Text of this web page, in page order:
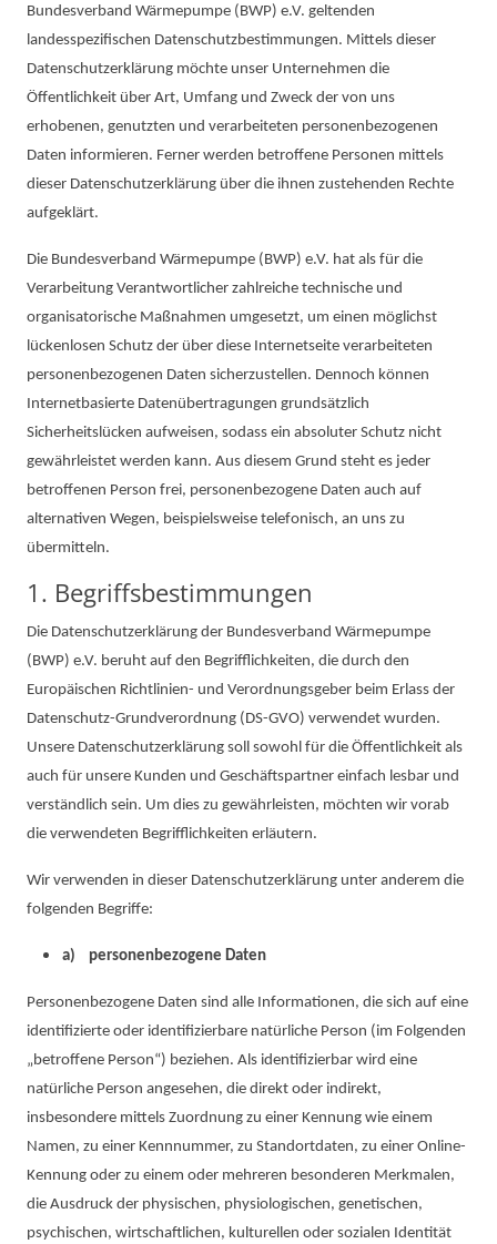
Bundesverband Wärmepumpe (BWP) e.V. geltenden
landesspezifischen Datenschutzbestimmungen. Mittels dieser
Datenschutzerklärung möchte unser Unternehmen die
Öffentlichkeit über Art, Umfang und Zweck der von uns
erhobenen, genutzten und verarbeiteten personenbezogenen
Daten informieren. Ferner werden betroffene Personen mittels
dieser Datenschutzerklärung über die ihnen zustehenden Rechte
aufgeklärt.
Die Bundesverband Wärmepumpe (BWP) e.V. hat als für die
Verarbeitung Verantwortlicher zahlreiche technische und
organisatorische Maßnahmen umgesetzt, um einen möglichst
lückenlosen Schutz der über diese Internetseite verarbeiteten
personenbezogenen Daten sicherzustellen. Dennoch können
Internetbasierte Datenübertragungen grundsätzlich
Sicherheitslücken aufweisen, sodass ein absoluter Schutz nicht
gewährleistet werden kann. Aus diesem Grund steht es jeder
betroffenen Person frei, personenbezogene Daten auch auf
alternativen Wegen, beispielsweise telefonisch, an uns zu
übermitteln.
1. Begriffsbestimmungen
Die Datenschutzerklärung der Bundesverband Wärmepumpe
(BWP) e.V. beruht auf den Begrifflichkeiten, die durch den
Europäischen Richtlinien- und Verordnungsgeber beim Erlass der
Datenschutz-Grundverordnung (DS-GVO) verwendet wurden.
Unsere Datenschutzerklärung soll sowohl für die Öffentlichkeit als
auch für unsere Kunden und Geschäftspartner einfach lesbar und
verständlich sein. Um dies zu gewährleisten, möchten wir vorab
die verwendeten Begrifflichkeiten erläutern.
Wir verwenden in dieser Datenschutzerklärung unter anderem die
folgenden Begriffe:
a) personenbezogene Daten
Personenbezogene Daten sind alle Informationen, die sich auf eine
identifizierte oder identifizierbare natürliche Person (im Folgenden
„betroffene Person“) beziehen. Als identifizierbar wird eine
natürliche Person angesehen, die direkt oder indirekt,
insbesondere mittels Zuordnung zu einer Kennung wie einem
Namen, zu einer Kennnummer, zu Standortdaten, zu einer Online-
Kennung oder zu einem oder mehreren besonderen Merkmalen,
die Ausdruck der physischen, physiologischen, genetischen,
psychischen, wirtschaftlichen, kulturellen oder sozialen Identität